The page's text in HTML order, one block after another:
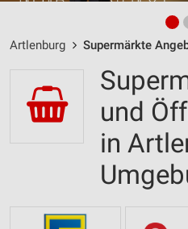
Artlenburg Supermärkte
und
in